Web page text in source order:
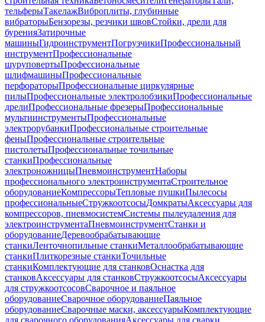
тельферыТакелажВиброплиты, глубинные
вибраторыБензорезы, резчики швовСтойки, дрели для
буренияЗатирочные
машиныГидроинструментПогрузчикиПрофессиональный
инструментПрофессиональные
шуруповертыПрофессиональные
шлифмашиныПрофессиональные
перфораторыПрофессиональные циркулярные
пилыПрофессиональные электролобзикиПрофессиональные
дрелиПрофессиональные фрезерыПрофессиональные
мультиинструментыПрофессиональные
электрорубанкиПрофессиональные строительные
феныПрофессиональные строительные
пистолетыПрофессиональные точильные
станкиПрофессиональные
электроножницыПневмоинструментНаборы
профессионального электроинструментаСтроительное
оборудованиеКомпрессорыТепловые пушкиПылесосы
профессиональныеСтружкоотсосыДомкратыАксессуары для
компрессоров, пневмосистемСистемы пылеудаления для
электроинструментаПневмоинструментСтанки и
оборудованиеДеревообрабатывающие
станкиЛенточнопильные станкиМеталлообрабатывающие
станкиПлиткорезные станкиТочильные
станкиКомплектующие для станковОснастка для
станковАксессуары для станковСтружкоотсосыАксессуары
для стружкоотсосовСварочное и паяльное
оборудованиеСварочное оборудованиеПаяльное
оборудованиеСварочные маски, аксессуарыКомплектующие
для сварочного оборудованияАксессуары для сварки,